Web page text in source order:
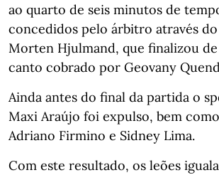
ao quarto de seis minutos de
concedidos pelo árbitro através
Morten Hjulmand, que finalizou de
canto cobrado por Geovany
Ainda antes do final da partida o
Maxi Araújo foi expulso, bem
Adriano Firmino e Sidney Lima.
Com este resultado, os leões